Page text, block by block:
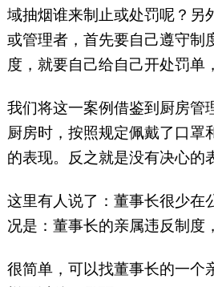
域抽烟谁来制止或处罚呢？另
或管理者，首先要自己遵守制
度，就要自己给自己开处罚单
我们将这一案例借鉴到厨房管
厨房时，按照规定佩戴了口罩
的表现。反之就是没有决心的
这里有人说了：董事长很少在
况是：董事长的亲属违反制度
很简单，可以找董事长的一个